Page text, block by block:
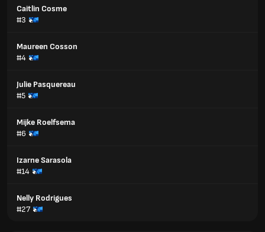
Caitlin Cosme
#3
Maureen Cosson
#4
Julie Pasquereau
#5
Mijke Roelfsema
#6
Izarne Sarasola
#14
Nelly Rodrigues
#27